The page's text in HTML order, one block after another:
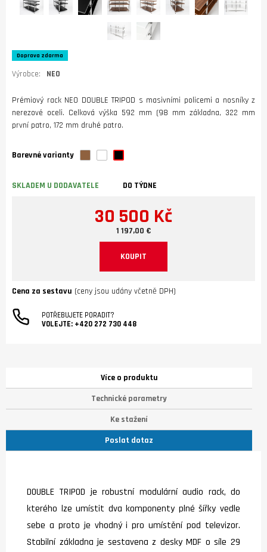
Doprava zdarma
Výrobce: NEO
Prémiový rack NEO DOUBLE TRIPOD s masivními policemi a nosníky z
nerezové oceli. Celková výška 592 mm (98 mm základna, 322 mm
první patro, 172 mm druhé patro.
Barevné varianty
SKLADEM U DODAVATELE DO TÝDNE
30 500 Kč
1 197,00 €
KOUPIT
Cena za sestavu (ceny jsou udány včetně DPH)
POTŘEBUJETE PORADIT?
VOLEJTE: +420 272 730 448
Více o produktu
Technické parametry
Ke stažení
Poslat dotaz
DOUBLE TRIPOD je robustní modulární audio rack, do
kterého lze umístit dva komponenty plné šířky vedle
sebe a proto je vhodný i pro umístění pod televizor.
Stabilní základna je sestavena z desky MDF o síle 29